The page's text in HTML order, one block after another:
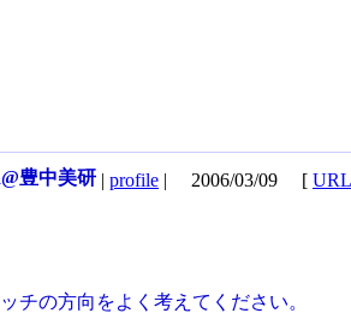
豊中美研 | profile | 2006/03/09 [ URL
チの方向をよく考えてください。